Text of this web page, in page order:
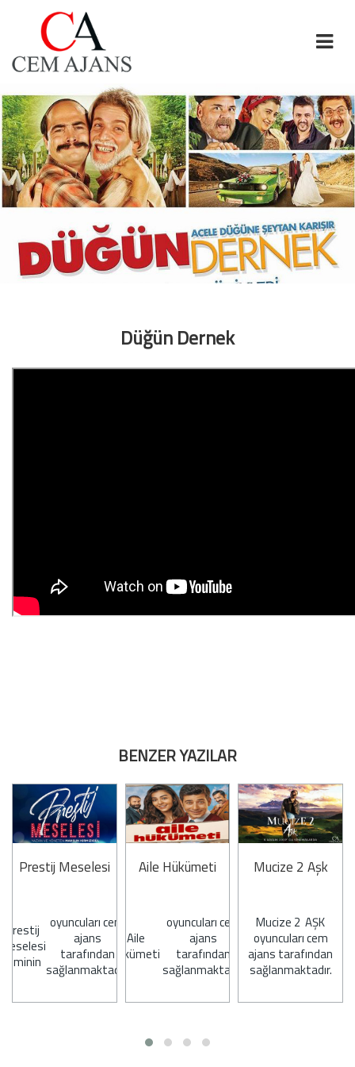
Düğün Dernek
BENZER YAZILAR
Prestij Meselesi
Prestij
Meselesi
Filminin
oyuncuları cem
ajans
tarafından
sağlanmaktadır.
Aile Hükümeti
Aile
Hükümeti
oyuncuları cem
ajans
tarafından
sağlanmaktadır.
Mucize 2 Aşk
Mucize 2 AŞK
oyuncuları cem
ajans tarafından
sağlanmaktadır.